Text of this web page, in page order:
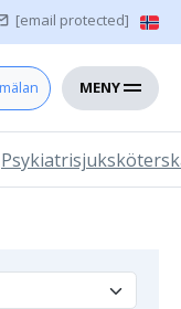
[email protected]
MENY